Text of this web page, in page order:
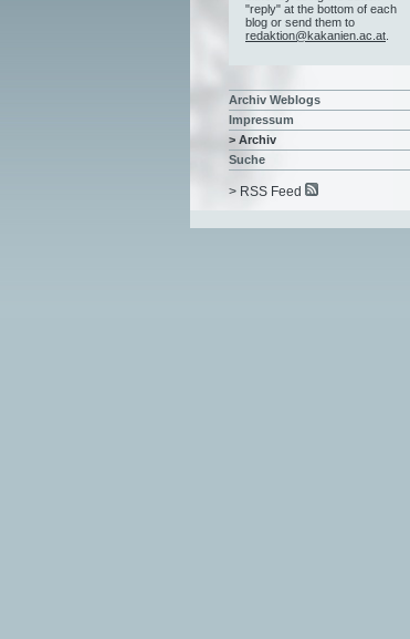
"reply" at the bottom of each
blog or send them to
redaktion@kakanien.ac.at
Archiv Weblogs
Impressum
> Archiv
Suche
> RSS Feed